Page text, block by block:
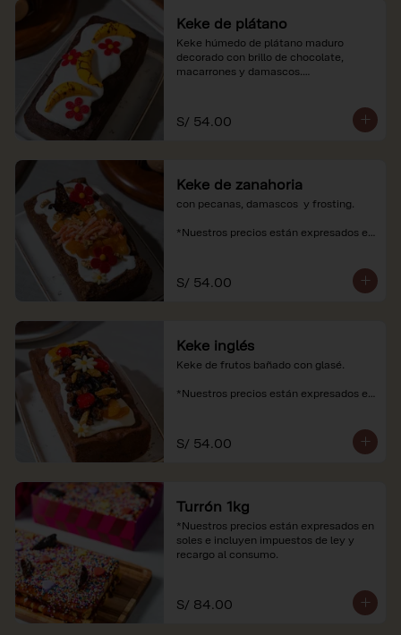
Keke de plátano
Keke húmedo de plátano maduro
decorado con brillo de chocolate,
macarrones y damascos.
soles e incluyen impuestos de ley y
recargo al consumo.
S/ 54.00
Keke de zanahoria
con pecanas, damascos  y frosting.
*Nuestros precios están expresados en
S/ 54.00
Keke inglés
Keke de frutos bañado con glasé.
*Nuestros precios están expresados en
S/ 54.00
Turrón 1kg
*Nuestros precios están expresados en
soles e incluyen impuestos de ley y
recargo al consumo.
S/ 84.00